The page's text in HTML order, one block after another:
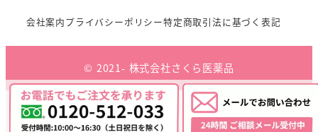
会社案内プライバシーポリシー特定商取引法に基づく表記
© 2021- 株式会社さくら医薬品